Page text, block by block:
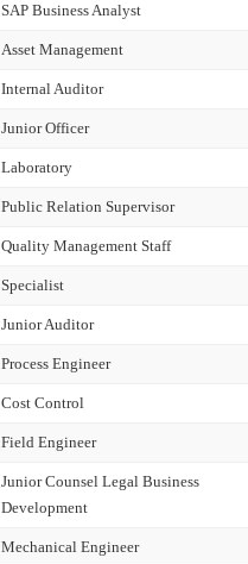
SAP Business Analyst
Asset Management
Internal Auditor
Junior Officer
Laboratory
Public Relation Supervisor
Quality Management Staff
Specialist
Junior Auditor
Process Engineer
Cost Control
Field Engineer
Junior Counsel Legal Business
Development
Mechanical Engineer